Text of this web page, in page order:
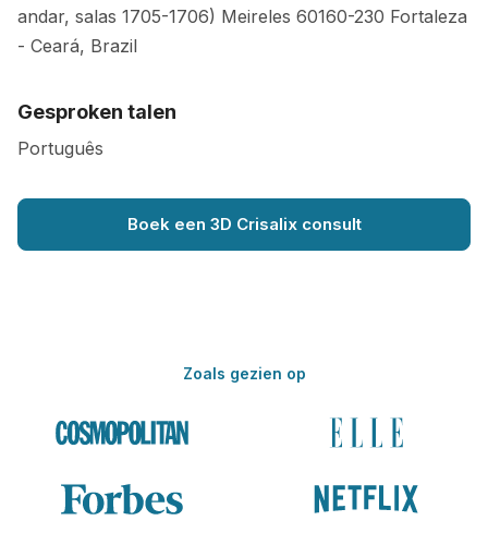
andar, salas 1705-1706) Meireles 60160-230 Fortaleza
- Ceará, Brazil
Gesproken talen
Português
Boek een 3D Crisalix consult
Zoals gezien op